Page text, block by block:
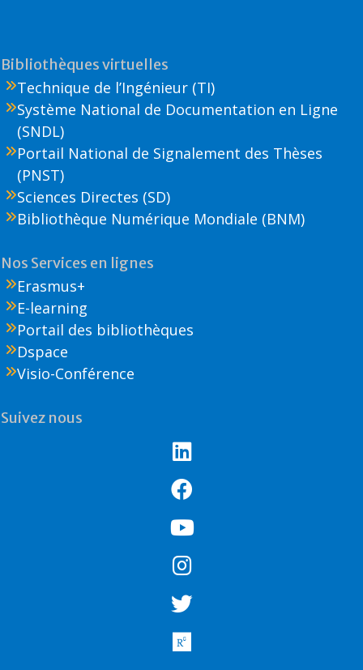
Bibliothèques virtuelles
Technique de l’Ingénieur (TI)
Système National de Documentation en Ligne
(SNDL)
Portail National de Signalement des Thèses
(PNST)
Sciences Directes (SD)
Bibliothèque Numérique Mondiale (BNM)
Nos Services en lignes
Erasmus+
E-learning
Portail des bibliothèques
Dspace
Visio-Conférence
Suivez nous